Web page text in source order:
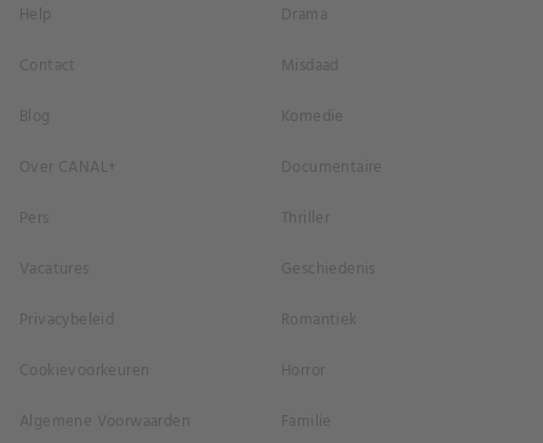
Help
Contact
Blog
Over CANAL+
Pers
Vacatures
Privacybeleid
Cookievoorkeuren
Algemene Voorwaarden
Drama
Misdaad
Komedie
Documentaire
Thriller
Geschiedenis
Romantiek
Horror
Familie